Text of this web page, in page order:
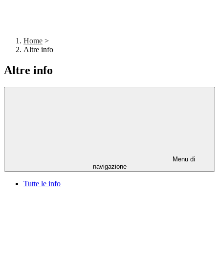
Home >
Altre info
Altre info
Menu di
navigazione
Tutte le info